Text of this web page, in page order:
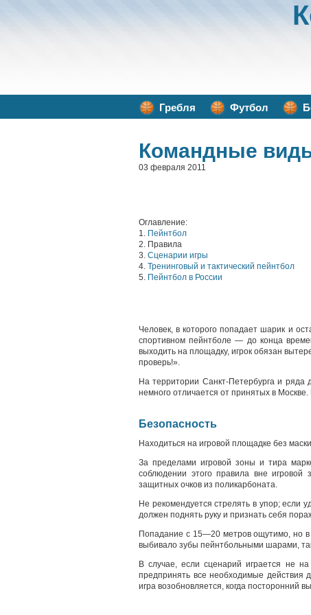
Гребля Футбол
Командные
03 февраля 2011
Оглавление:
1. Пейнтбол
2. Правила
3. Сценарии игры
4. Тренинговый и тактический пейнтбол
5. Пейнтбол в России
Человек, в которого попадает шарик и
спортивном пейнтболе — до конца
выходить на площадку, игрок обязан
проверь!».
На территории Санкт-Петербурга и ряда
немного отличается от принятых в
Безопасность
Находиться на игровой площадке без
За пределами игровой зоны и тира
соблюдении этого правила вне
защитных очков из поликарбоната.
Не рекомендуется стрелять в упор; если
должен поднять руку и признать себя
Попадание с 15—20 метров ощутимо, но в
выбивало зубы пейнтбольными шарами,
В случае, если сценарий играется не
предпринять все необходимые действия
игра возобновляется, когда посторонний